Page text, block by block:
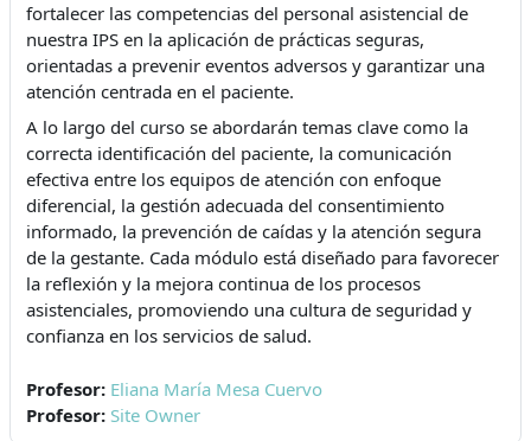
fortalecer las competencias del personal asistencial de
nuestra IPS en la aplicación de prácticas seguras,
orientadas a prevenir eventos adversos y garantizar una
atención centrada en el paciente.
A lo largo del curso se abordarán temas clave como la
correcta identificación del paciente, la comunicación
efectiva entre los equipos de atención con enfoque
diferencial, la gestión adecuada del consentimiento
informado, la prevención de caídas y la atención segura
de la gestante. Cada módulo está diseñado para favorecer
la reflexión y la mejora continua de los procesos
asistenciales, promoviendo una cultura de seguridad y
confianza en los servicios de salud.
Profesor: Eliana María Mesa Cuervo
Profesor: Site Owner